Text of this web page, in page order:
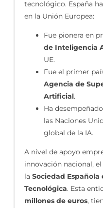
tecnológico. España
en la Unión Europea:
Fue pionera en
de Inteligencia
UE.
Fue el primer
Agencia de
Artificial.
Ha
las Naciones
global de la IA.
A nivel de apoyo
innovación nacional,
la Sociedad
Tecnológica. Esta
millones de euros,